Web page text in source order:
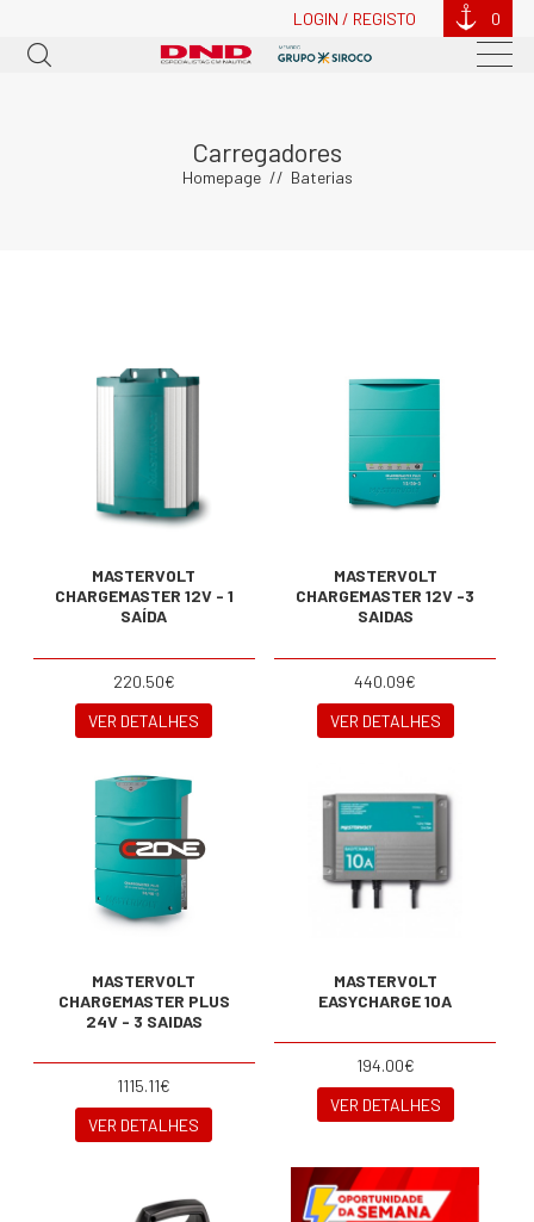
LOGIN / REGISTO 0
Carregadores
Homepage Baterias
MASTERVOLT
CHARGEMASTER 12V - 1
SAÍDA
220.50€
VER DETALHES
MASTERVOLT
CHARGEMASTER 12V -3
SAIDAS
440.09€
VER DETALHES
MASTERVOLT
CHARGEMASTER PLUS
24V - 3 SAIDAS
1115.11€
VER DETALHES
MASTERVOLT
EASYCHARGE 10A
194.00€
VER DETALHES